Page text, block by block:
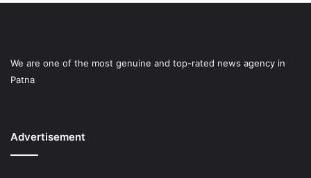
We are one of the most genuine and top-rated news agency in
Patna
Advertisement